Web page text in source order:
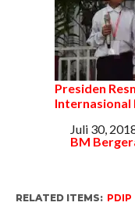
Presiden
Internasional
Tanggal
Juli 30,
Sehubungan
BM
RELATED ITEMS: PDIP